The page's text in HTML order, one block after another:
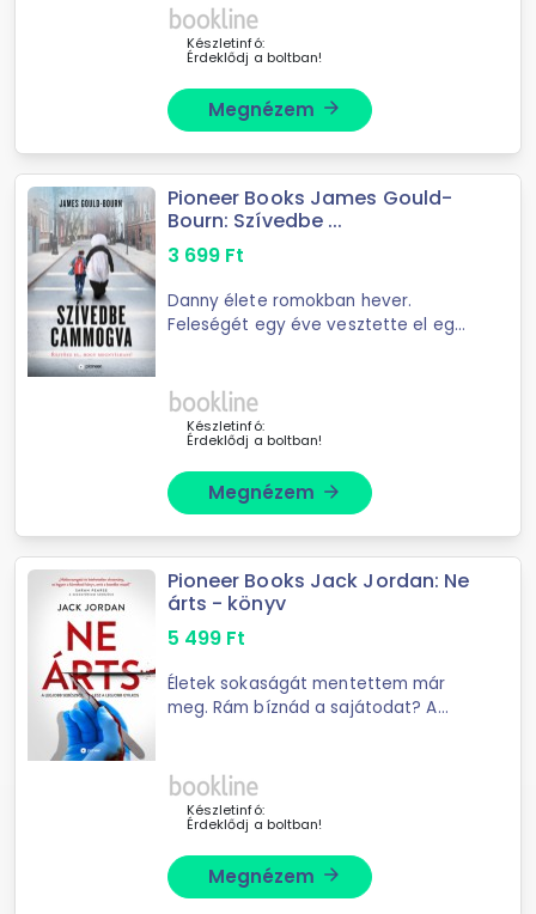
Amióta az eszemet tudom, én
vagyok a ...
Készletinfó:
Érdeklődj a boltban!
Megnézem arrow_forward
Pioneer Books James Gould-
Bourn: Szívedbe ...
3 699 Ft
Danny élete romokban hever.
Feleségét egy éve vesztette el egy
beszél. A csapások ezzel még nem
Készletinfó:
Érdeklődj a boltban!
Megnézem arrow_forward
Pioneer Books Jack Jordan: Ne
árts - könyv
5 499 Ft
Életek sokaságát mentettem már
meg. Rám bíznád a sajátodat? A
megmentsem. Anyaként az, hogy
Készletinfó:
Érdeklődj a boltban!
Megnézem arrow_forward